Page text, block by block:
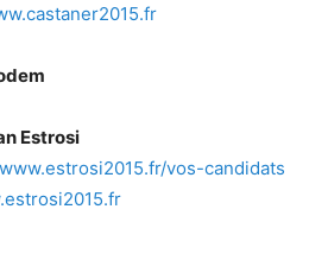
Estrosi
vos-candidats